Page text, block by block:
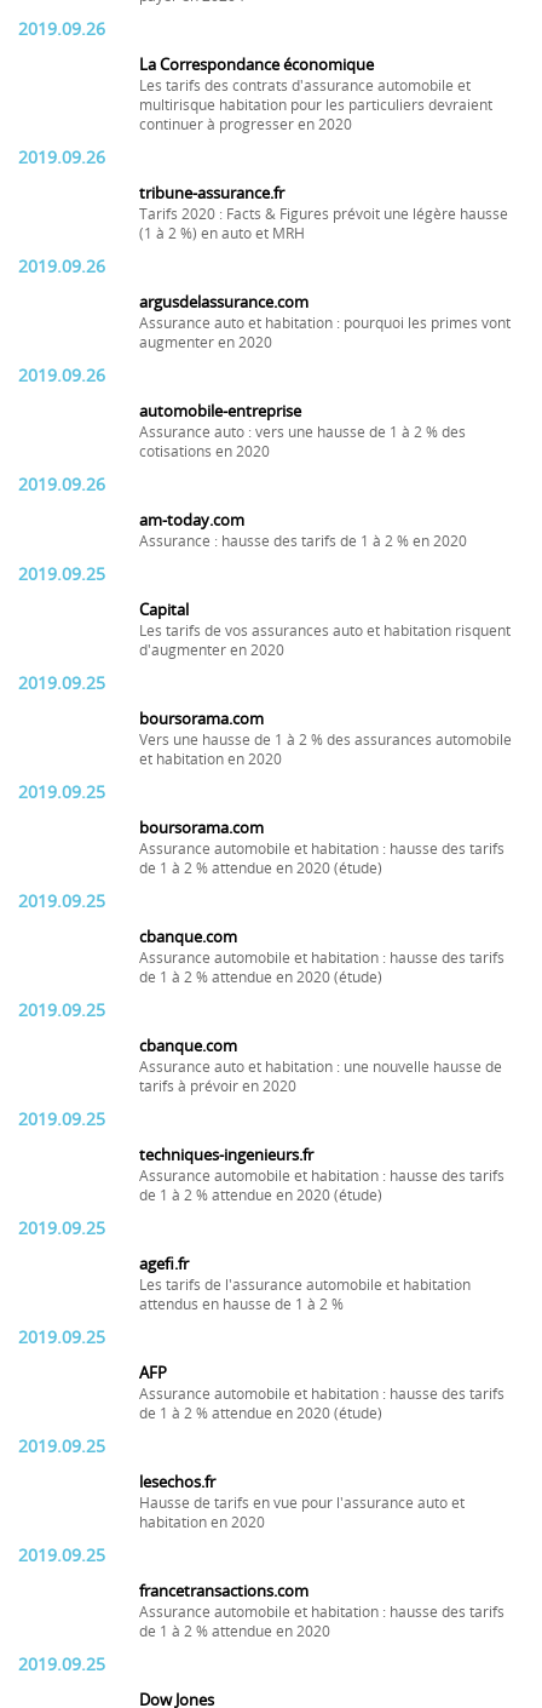
2019.09.26
La Correspondance économique
Les tarifs des contrats d'assurance automobile et
multirisque habitation pour les particuliers devraient
continuer à progresser en 2020
2019.09.26
tribune-assurance.fr
Tarifs 2020 : Facts & Figures prévoit une légère hausse
(1 à 2 %) en auto et MRH
2019.09.26
argusdelassurance.com
Assurance auto et habitation : pourquoi les primes vont
augmenter en 2020
2019.09.26
automobile-entreprise
Assurance auto : vers une hausse de 1 à 2 % des
cotisations en 2020
2019.09.26
am-today.com
Assurance : hausse des tarifs de 1 à 2 % en 2020
2019.09.25
Capital
Les tarifs de vos assurances auto et habitation risquent
d'augmenter en 2020
2019.09.25
boursorama.com
Vers une hausse de 1 à 2 % des assurances automobile
et habitation en 2020
2019.09.25
boursorama.com
Assurance automobile et habitation : hausse des tarifs
de 1 à 2 % attendue en 2020 (étude)
2019.09.25
cbanque.com
Assurance automobile et habitation : hausse des tarifs
de 1 à 2 % attendue en 2020 (étude)
2019.09.25
cbanque.com
Assurance auto et habitation : une nouvelle hausse de
tarifs à prévoir en 2020
2019.09.25
techniques-ingenieurs.fr
Assurance automobile et habitation : hausse des tarifs
de 1 à 2 % attendue en 2020 (étude)
2019.09.25
agefi.fr
Les tarifs de l'assurance automobile et habitation
attendus en hausse de 1 à 2 %
2019.09.25
AFP
Assurance automobile et habitation : hausse des tarifs
de 1 à 2 % attendue en 2020 (étude)
2019.09.25
lesechos.fr
Hausse de tarifs en vue pour l'assurance auto et
habitation en 2020
2019.09.25
francetransactions.com
Assurance automobile et habitation : hausse des tarifs
de 1 à 2 % attendue en 2020
2019.09.25
Dow Jones